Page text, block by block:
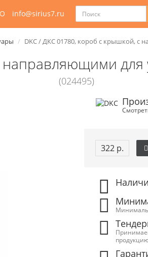
info@sirius7.ru
DKC / ДКС 01780, короб с крышкой, с
для
(024495)
322 р.